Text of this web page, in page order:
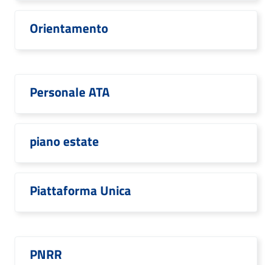
Orientamento
Personale ATA
piano estate
Piattaforma Unica
PNRR